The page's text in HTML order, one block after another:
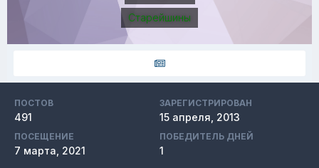
Старейшины
ПОСТОВ
491
ЗАРЕГИСТРИРОВАН
15 апреля, 2013
ПОСЕЩЕНИЕ
7 марта, 2021
ПОБЕДИТЕЛЬ ДНЕЙ
1